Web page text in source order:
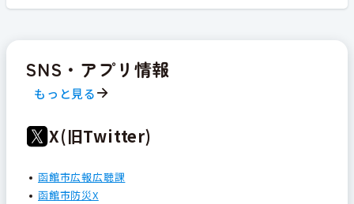
SNS・アプリ情報
もっと見る
X(旧Twitter)
函館市広報広聴課
函館市防災X